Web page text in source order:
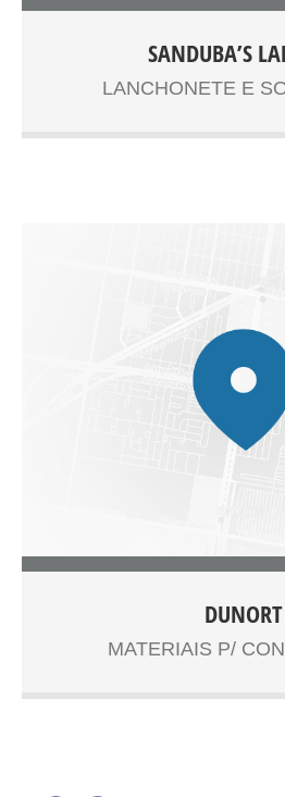
Lorem Ipsum é simplesmente
indústria tipográfica e de
desconhecido pegou uma
de editoração eletrônica como
cupom de desconto grátis já
INSTRUÇÕES ABAIXO COMO
DE DESCONTO 1 – IMPRIMA O
SEU SMARTPHONE 2 – VÁ ATÉ
SANDUBA’S
LANCHONETE E
Lorem Ipsum é simplesmente
indústria tipográfica e de
desconhecido pegou uma
também ao salto para a
DUNORT
MATERIAIS P/